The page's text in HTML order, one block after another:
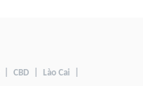
CBD Lào Cai